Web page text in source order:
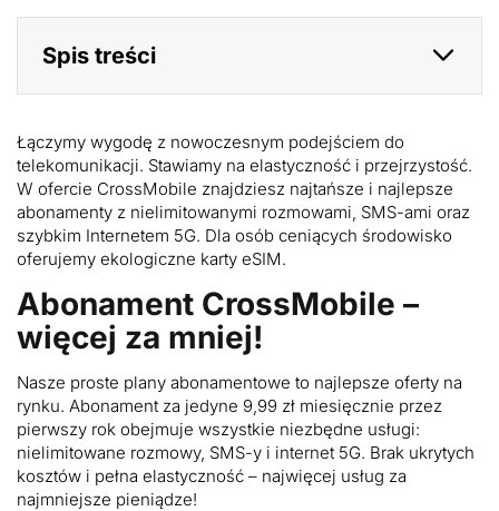
Spis treści
Łączymy wygodę z nowoczesnym podejściem do
telekomunikacji. Stawiamy na elastyczność i przejrzystość.
W ofercie CrossMobile znajdziesz najtańsze i najlepsze
abonamenty z nielimitowanymi rozmowami, SMS-ami oraz
szybkim Internetem 5G. Dla osób ceniących środowisko
oferujemy ekologiczne karty eSIM.
Abonament CrossMobile –
więcej za mniej!
Nasze proste plany abonamentowe to najlepsze oferty na
rynku. Abonament za jedyne 9,99 zł miesięcznie przez
pierwszy rok obejmuje wszystkie niezbędne usługi:
nielimitowane rozmowy, SMS-y i internet 5G. Brak ukrytych
kosztów i pełna elastyczność – najwięcej usług za
najmniejsze pieniądze!